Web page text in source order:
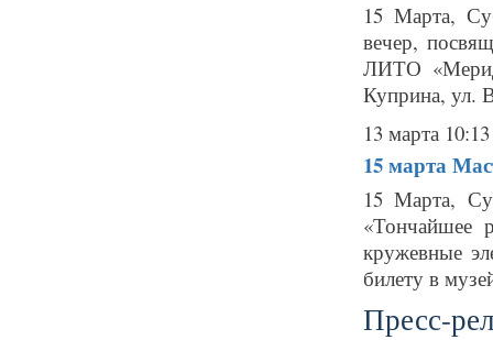
15 Марта,
вечер,
ЛИТО
Куприна, ул.
13 марта 10:13
15 марта
15 Марта,
«Тончайшее
кружевные
билету в
Пресс-